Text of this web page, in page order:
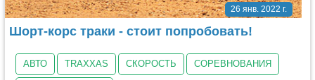
26 янв. 2022 г.
Шорт-корс траки - стоит попробовать!
АВТО TRAXXAS СКОРОСТЬ СОРЕВНОВАНИЯ